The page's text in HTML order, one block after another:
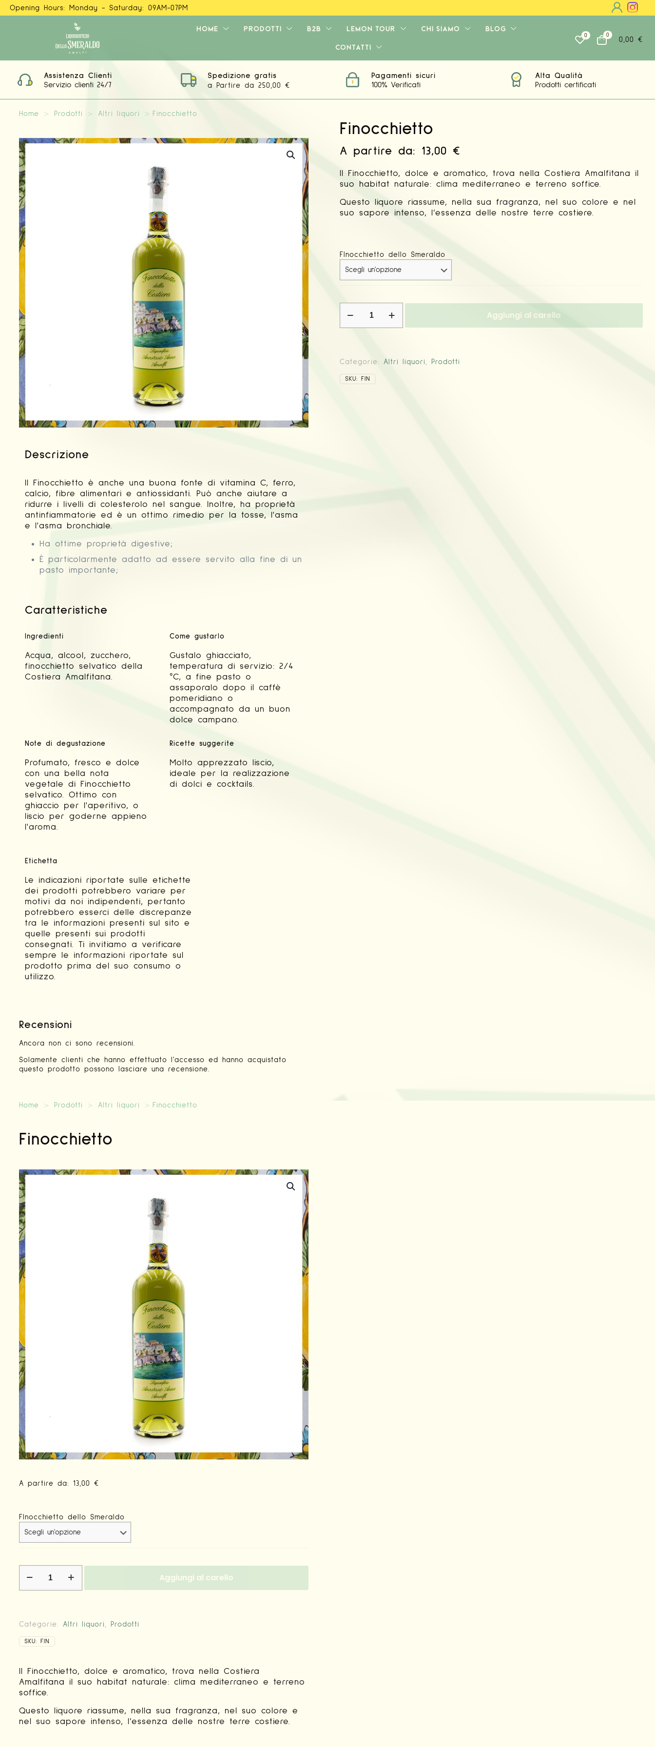
Opening Hours: Monday - Saturday: 09AM-07PM
HOME PRODOTTI B2B LEMON TOUR CHI SIAMO BLOG
CONTATTI
0 0
0,00 €
Assistenza Clienti
Servizio clienti 24/7
Spedizione gratis
a Partire da 250,00 €
Pagamenti sicuri
100% Verificati
Alta Qualità
Prodotti certificati
Home > Prodotti > Altri liquori > Finocchietto
Descrizione
Il Finocchietto è anche una buona fonte di vitamina C, ferro,
calcio, fibre alimentari e antiossidanti. Può anche aiutare a
ridurre i livelli di colesterolo nel sangue. Inoltre, ha proprietà
antinfiammatorie ed è un ottimo rimedio per la tosse, l'asma
e l'asma bronchiale.
Ha ottime proprietà digestive;
È particolarmente adatto ad essere servito alla fine di un
pasto importante;
Caratteristiche
Ingredienti
Acqua, alcool, zucchero,
finocchietto selvatico della
Costiera Amalfitana.
Come gustarlo
Gustalo ghiacciato,
temperatura di servizio: 2/4
°C, a fine pasto o
assaporalo dopo il caffè
pomeridiano o
accompagnato da un buon
dolce campano.
Note di degustazione
Profumato, fresco e dolce
con una bella nota
vegetale di Finocchietto
selvatico. Ottimo con
ghiaccio per l'aperitivo, o
liscio per goderne appieno
l'aroma.
Ricette suggerite
Molto apprezzato liscio,
ideale per la realizzazione
di dolci e cocktails.
Etichetta
Le indicazioni riportate sulle etichette
dei prodotti potrebbero variare per
motivi da noi indipendenti, pertanto
potrebbero esserci delle discrepanze
tra le informazioni presenti sul sito e
quelle presenti sui prodotti
consegnati. Ti invitiamo a verificare
sempre le informazioni riportate sul
prodotto prima del suo consumo o
utilizzo.
Recensioni
Ancora non ci sono recensioni.
Solamente clienti che hanno effettuato l'accesso ed hanno acquistato
questo prodotto possono lasciare una recensione.
Finocchietto
A partire da: 13,00 €
Il Finocchietto, dolce e aromatico, trova nella Costiera Amalfitana il
suo habitat naturale: clima mediterraneo e terreno soffice.
Questo liquore riassume, nella sua fragranza, nel suo colore e nel
suo sapore intenso, l’essenza delle nostre terre costiere.
FInocchietto dello Smeraldo
quantità
Aggiungi al carello
Categorie:Altri liquori , Prodotti
SKU: FIN
Home > Prodotti > Altri liquori > Finocchietto
Finocchietto
A partire da: 13,00 €
FInocchietto dello Smeraldo
quantità
Aggiungi al carello
Categorie: Altri liquori Prodotti
SKU: FIN
Il Finocchietto, dolce e aromatico, trova nella Costiera
Amalfitana il suo habitat naturale: clima mediterraneo e terreno
soffice.
Questo liquore riassume, nella sua fragranza, nel suo colore e
nel suo sapore intenso, l’essenza delle nostre terre costiere.